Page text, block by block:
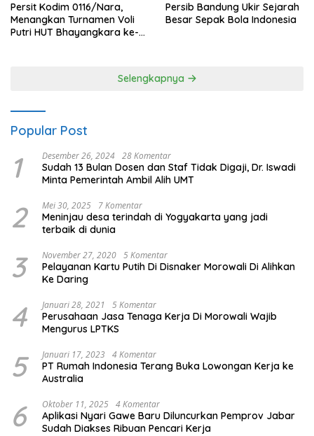
Persit Kodim 0116/Nara,
Menangkan Turnamen Voli
Putri HUT Bhayangkara ke-
Persib Bandung Ukir Sejarah
Besar Sepak Bola Indonesia
Selengkapnya
Popular Post
1 Desember 26, 2024 28 Komentar
Sudah 13 Bulan Dosen dan Staf Tidak Digaji, Dr. Iswadi
Minta Pemerintah Ambil Alih UMT
2 Mei 30, 2025 7 Komentar
Meninjau desa terindah di Yogyakarta yang jadi
terbaik di dunia
3 November 27, 2020 5 Komentar
Pelayanan Kartu Putih Di Disnaker Morowali Di Alihkan
Ke Daring
4 Januari 28, 2021 5 Komentar
Perusahaan Jasa Tenaga Kerja Di Morowali Wajib
Mengurus LPTKS
5 Januari 17, 2023 4 Komentar
PT Rumah Indonesia Terang Buka Lowongan Kerja ke
Australia
6 Oktober 11, 2025 4 Komentar
Aplikasi Nyari Gawe Baru Diluncurkan Pemprov Jabar
Sudah Diakses Ribuan Pencari Kerja